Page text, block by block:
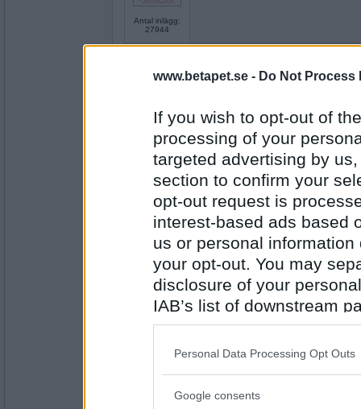
www.betapet.se - Do Not Process
If you wish to opt-out of
processing of your
targeted advertising by
section to confirm your
opt-out request is
interest-based ads based
us or personal
your opt-out. You may
disclosure of your
IAB’s list of downstream
also be disclosed by us
Downstream Participants
Please note that this
Personal Data Processing Opt Outs
Google consents
Antal inlägg:
27944
Antal inlägg:
22361
krampartat. Skall man
Ruckzuck
Antal inlägg:
34614
jaga allvarsamt? Ja,
Greta grus